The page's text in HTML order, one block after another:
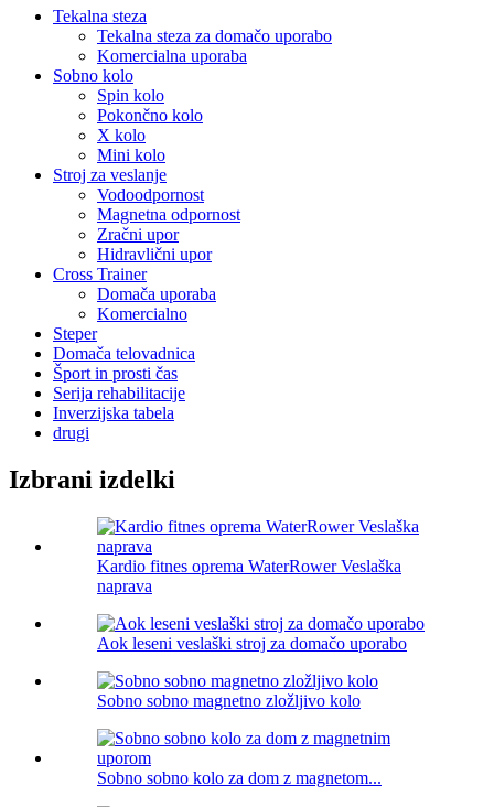
Tekalna steza
Tekalna steza za domačo uporabo
Komercialna uporaba
Sobno kolo
Spin kolo
Pokončno kolo
X kolo
Mini kolo
Stroj za veslanje
Vodoodpornost
Magnetna odpornost
Zračni upor
Hidravlični upor
Cross Trainer
Domača uporaba
Komercialno
Steper
Domača telovadnica
Šport in prosti čas
Serija rehabilitacije
Inverzijska tabela
drugi
Izbrani izdelki
Kardio fitnes oprema WaterRower Veslaška
naprava
Aok leseni veslaški stroj za domačo uporabo
Sobno sobno magnetno zložljivo kolo
Sobno sobno kolo za dom z magnetom...